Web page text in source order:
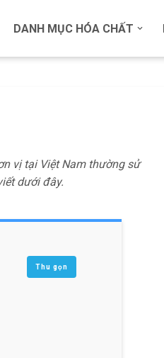
DANH MỤC HÓA CHẤT
vị tại Việt Nam thường sử
dưới đây.
Thu gọn